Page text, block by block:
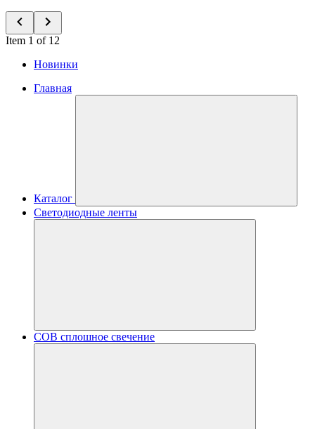
Item 1 of 12
Новинки
Главная
Каталог
Светодиодные ленты
COB сплошное свечение